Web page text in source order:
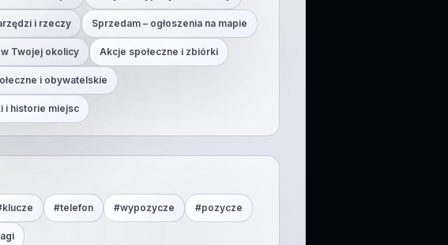
i rzeczy Sprzedam – ogłoszenia na mapie
Twojej okolicy Akcje społeczne i zbiórki
i obywatelskie
i historie miejsc
klucze #telefon #wypozycze #pozycze